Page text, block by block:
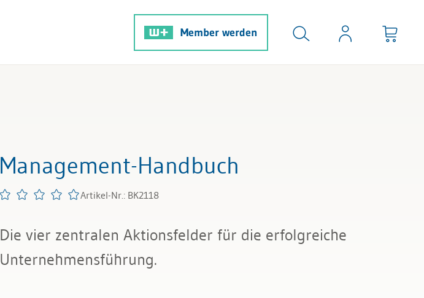
Member werden
Management-Handbuch
Artikel-Nr.: BK2118
Die vier zentralen Aktionsfelder für die erfolgreiche
Unternehmensführung.